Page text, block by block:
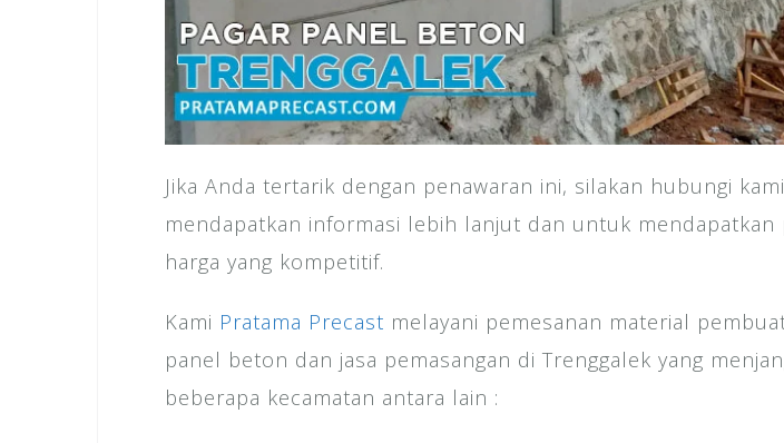
Jika Anda tertarik dengan penawaran ini, silakan hubungi
mendapatkan informasi lebih lanjut dan untuk mendapatkan
harga yang kompetitif.
Kami Pratama Precast melayani pemesanan material
panel beton dan jasa pemasangan di Trenggalek yang
beberapa kecamatan antara lain :